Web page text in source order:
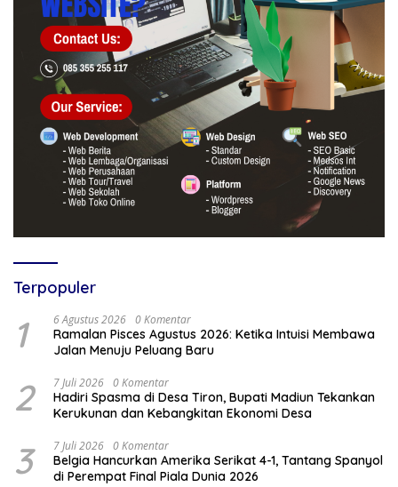
Terpopuler
1 6 Agustus 2026 0 Komentar
Ramalan Pisces Agustus 2026: Ketika Intuisi Membawa
Jalan Menuju Peluang Baru
2 7 Juli 2026 0 Komentar
Hadiri Spasma di Desa Tiron, Bupati Madiun Tekankan
Kerukunan dan Kebangkitan Ekonomi Desa
3 7 Juli 2026 0 Komentar
Belgia Hancurkan Amerika Serikat 4-1, Tantang Spanyol
di Perempat Final Piala Dunia 2026